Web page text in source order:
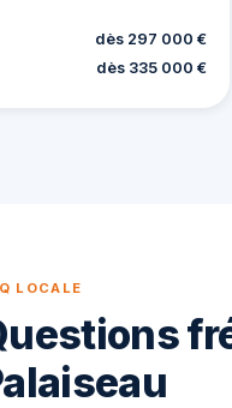
dès 297 000 €
dès 335 000 €
LOCALE